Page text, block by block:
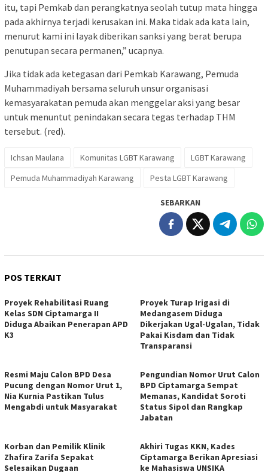
itu, tapi Pemkab dan perangkatnya seolah tutup mata hingga
pada akhirnya terjadi kerusakan ini. Maka tidak ada kata lain,
menurut kami ini layak diberikan sanksi yang berat berupa
penutupan secara permanen,” ucapnya.
Jika tidak ada ketegasan dari Pemkab Karawang, Pemuda
Muhammadiyah bersama seluruh unsur organisasi
kemasyarakatan pemuda akan menggelar aksi yang besar
untuk menuntut penindakan secara tegas terhadap THM
tersebut. (red).
Ichsan Maulana Komunitas LGBT Karawang
LGBT Karawang
Pemuda Muhammadiyah Karawang
Pesta LGBT Karawang
SEBARKAN
POS TERKAIT
Proyek Rehabilitasi Ruang
Kelas SDN Ciptamarga II
Diduga Abaikan Penerapan APD
K3
Proyek Turap Irigasi di
Medangasem Diduga
Dikerjakan Ugal-Ugalan, Tidak
Pakai Kisdam dan Tidak
Transparansi
Resmi Maju Calon BPD Desa
Pucung dengan Nomor Urut 1,
Nia Kurnia Pastikan Tulus
Mengabdi untuk Masyarakat
Pengundian Nomor Urut Calon
BPD Ciptamarga Sempat
Memanas, Kandidat Soroti
Status Sipol dan Rangkap
Jabatan
Korban dan Pemilik Klinik
Zhafira Zarifa Sepakat
Selesaikan Dugaan
Akhiri Tugas KKN, Kades
Ciptamarga Berikan Apresiasi
ke Mahasiswa UNSIKA